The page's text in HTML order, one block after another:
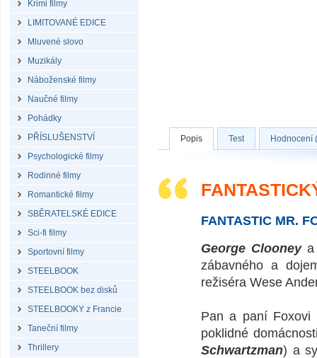
Krimi filmy
LIMITOVANÉ EDICE
Mluvené slovo
Muzikály
Náboženské filmy
Naučné filmy
Pohádky
PŘÍSLUŠENSTVÍ
Psychologické filmy
Rodinné filmy
Romantické filmy
SBĚRATELSKÉ EDICE
Sci-fi filmy
Sportovní filmy
STEELBOOK
STEELBOOK bez disků
STEELBOOKY z Francie
Taneční filmy
Thrillery
Popis Test Hodnocení
FANTASTIC MR.
George Clooney
zábavného a
režiséra Wese
Pan a paní Foxovi
poklidné
Schwartzman) a